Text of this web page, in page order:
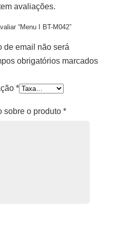
avaliações.
“Menu I BT-M042”
de email não será
obrigatórios marcados
*
sobre o produto *